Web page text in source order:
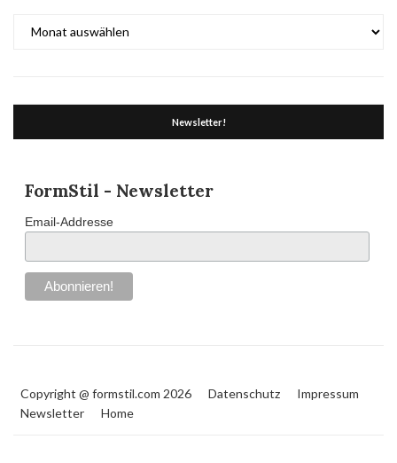
Newsletter!
FormStil - Newsletter
Email-Addresse
Copyright @ formstil.com 2026 Datenschutz
Impressum
Newsletter
Home